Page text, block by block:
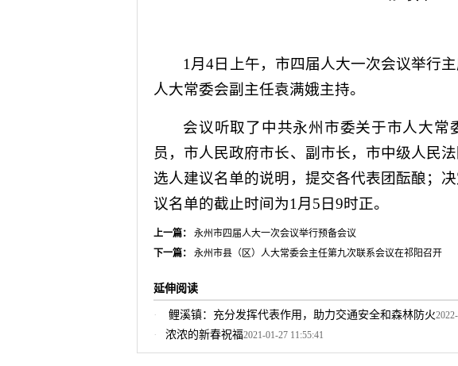
1 月4日
上午，市四届人大一次会议举行
人大常委会副主任袁满娥主持。
会议听取了中共永州市委关于市人大常
员，市人民政府市长、副市长，市中级人民
选人建议名单的说明，提交各代表团酝酿；
议名单的截止时间为1 月 5 日 9时正。
上一篇：
永州市四届人大一次会议举行预备会议
下一篇：
永州市县（区）人大常委会主任第九次联系会议在祁阳召开
延伸阅读
鲤溪镇：充分发挥代表作用，助力交通安全和森林防火
浓浓的新春祝福2021-01-27 11:55:41